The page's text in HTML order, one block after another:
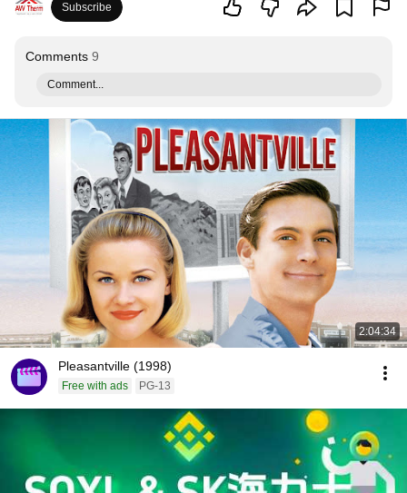
Subscribe
Comments 9
Comment...
2:04:34
Pleasantville (1998)
Free with ads PG-13